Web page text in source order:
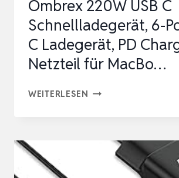
Ombrex 220W USB C
Schnellladegerät, 6-
C Ladegerät, PD
Netzteil für MacBo…
WEITERLESEN OMBREX